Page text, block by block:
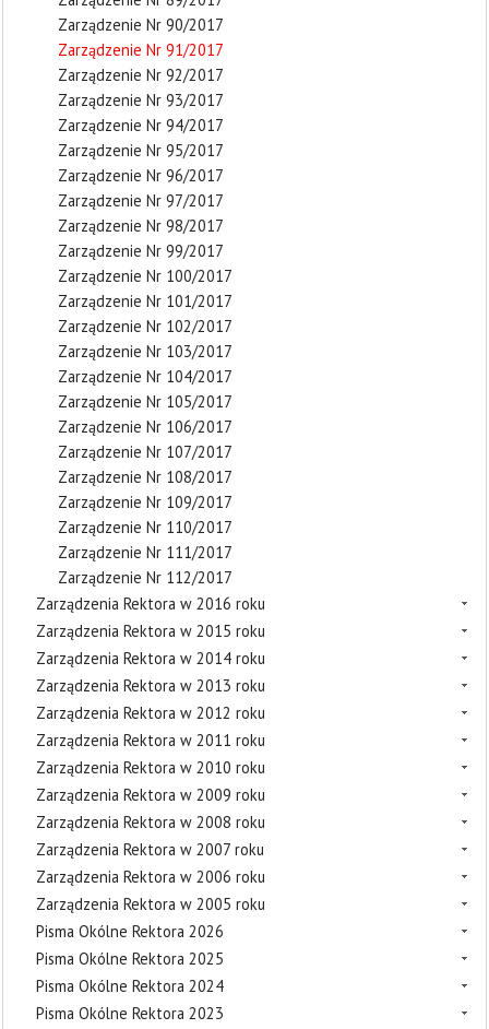
Zarządzenie Nr 90/2017
Zarządzenie Nr 91/2017
Zarządzenie Nr 92/2017
Zarządzenie Nr 93/2017
Zarządzenie Nr 94/2017
Zarządzenie Nr 95/2017
Zarządzenie Nr 96/2017
Zarządzenie Nr 97/2017
Zarządzenie Nr 98/2017
Zarządzenie Nr 99/2017
Zarządzenie Nr 100/2017
Zarządzenie Nr 101/2017
Zarządzenie Nr 102/2017
Zarządzenie Nr 103/2017
Zarządzenie Nr 104/2017
Zarządzenie Nr 105/2017
Zarządzenie Nr 106/2017
Zarządzenie Nr 107/2017
Zarządzenie Nr 108/2017
Zarządzenie Nr 109/2017
Zarządzenie Nr 110/2017
Zarządzenie Nr 111/2017
Zarządzenie Nr 112/2017
Zarządzenia Rektora w 2016 roku
Zarządzenia Rektora w 2015 roku
Zarządzenia Rektora w 2014 roku
Zarządzenia Rektora w 2013 roku
Zarządzenia Rektora w 2012 roku
Zarządzenia Rektora w 2011 roku
Zarządzenia Rektora w 2010 roku
Zarządzenia Rektora w 2009 roku
Zarządzenia Rektora w 2008 roku
Zarządzenia Rektora w 2007 roku
Zarządzenia Rektora w 2006 roku
Zarządzenia Rektora w 2005 roku
Pisma Okólne Rektora 2026
Pisma Okólne Rektora 2025
Pisma Okólne Rektora 2024
Pisma Okólne Rektora 2023